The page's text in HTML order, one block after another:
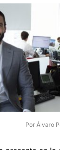
Por Álvaro